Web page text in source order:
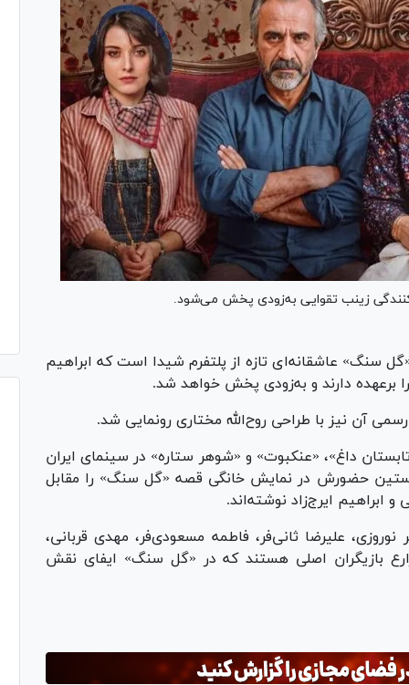
زینب تقوایی به‌زودی پخش می‌شود.
سنگ» عاشقانه‌ای تازه از پلتفرم شیدا است که ابراهیم
برعهده دارند و به‌زودی پخش خواهد شد.
آن نیز با طراحی روح‌الله مختاری رونمایی شد.
داغ»، «عنکبوت» و «شوهر ستاره» در سینمای ایران
حضورش در نمایش خانگی قصه «گل سنگ» را مقابل
ابراهیم ایرج‌زاد نوشته‌اند.
علیرضا ثانی‌فر، فاطمه مسعودی‌فر، مهدی قربانی،
زارع بازیگران اصلی هستند که در «گل سنگ» ایفای نقش